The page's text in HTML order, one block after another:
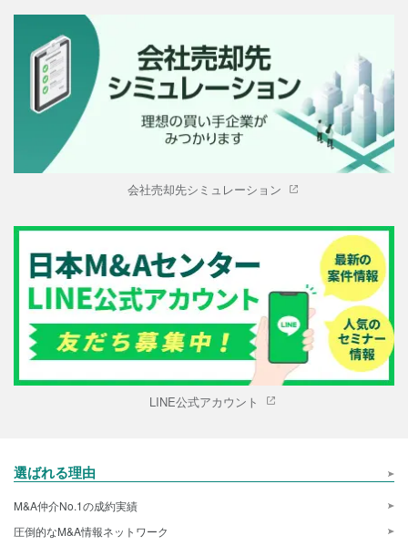
会社売却先シミュレーション
LINE公式アカウント
選ばれる理由
M&A仲介No.1の成約実績
圧倒的なM&A情報ネットワーク